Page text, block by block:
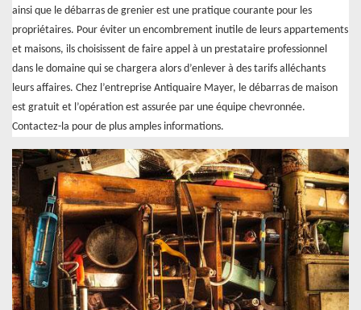
ainsi que le débarras de grenier est une pratique courante pour les
propriétaires. Pour éviter un encombrement inutile de leurs appartements
et maisons, ils choisissent de faire appel à un prestataire professionnel
dans le domaine qui se chargera alors d’enlever à des tarifs alléchants
leurs affaires. Chez l’entreprise Antiquaire Mayer, le débarras de maison
est gratuit et l’opération est assurée par une équipe chevronnée.
Contactez-la pour de plus amples informations.